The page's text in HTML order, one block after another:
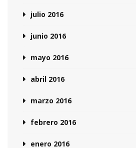
julio 2016
junio 2016
mayo 2016
abril 2016
marzo 2016
febrero 2016
enero 2016